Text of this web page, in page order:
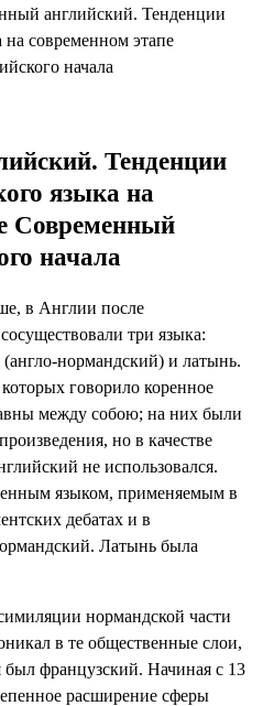
английский. Тенденции
на современном этапе
начала
Тенденции
языка на
Современный
начала
в Англии после
три языка:
нормандский) и латынь.
говорило коренное
между собою; на них были
но в качестве
не использовался.
языком, применяемым в
дебатах и в
Латынь была
нормандской части
в те общественные слои,
был французский. Начиная с 13
расширение сферы